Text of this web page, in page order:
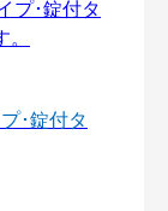
･錠付タ